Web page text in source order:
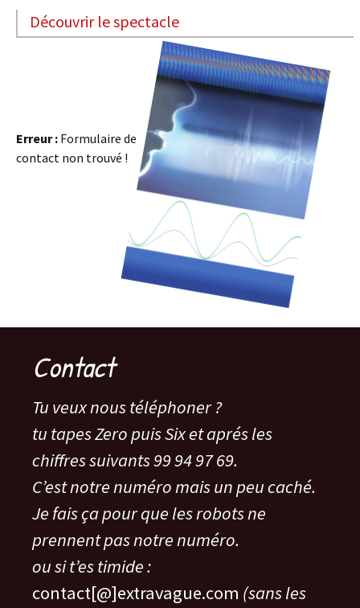
Découvrir le spectacle
Erreur : Formulaire de
contact non trouvé !
Contact
Tu veux nous téléphoner ?
tu tapes Zero puis Six et aprés les
chiffres suivants 99 94 97 69.
C’est notre numéro mais un peu caché.
Je fais ça pour que les robots ne
prennent pas notre numéro.
ou si t’es timide :
contact[@]extravague.com (sans les